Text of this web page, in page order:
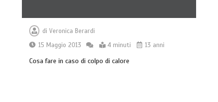
diVeronica Berardi
15 Maggio 2013
4 minuti 13 anni
Cosa fare in caso di colpo di calore